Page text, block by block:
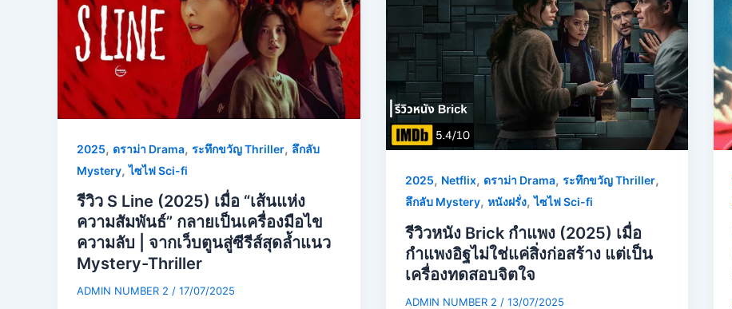
2025, ดราม่า Drama, ระทึกขวัญ Thriller, ลึกลับ
Mystery,ไซไฟ Sci-fi
รีวิว S Line (2025) เมื่อ “เส้นแห่ง
ความสัมพันธ์” กลายเป็นเครื่องมือไข
ความลับ | จากเว็บตูนสู่ซีรีส์สุดล้ำแนว
Mystery-Thriller
ADMIN NUMBER 2 / 17/07/2025
2025, Netflix, ดราม่า Drama, ระทึกขวัญ Thriller,
ลึกลับ Mystery, หนังฝรั่ง,ไซไฟ Sci-fi
รีวิวหนัง Brick กำแพง (2025) เมื่อ
กำแพงอิฐไม่ใช่แค่สิ่งก่อสร้าง แต่เป็น
เครื่องทดสอบจิตใจ
ADMIN NUMBER 2 / 13/07/2025